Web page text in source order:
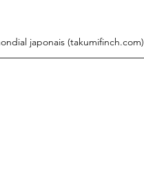
japonais (takumifinch.com)